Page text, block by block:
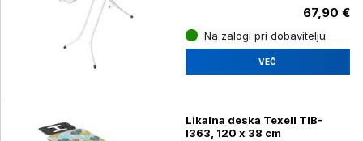
67,90 €
Na zalogi pri dobavitelju
VEČ
Likalna deska Texell TIB-
I363, 120 x 38 cm